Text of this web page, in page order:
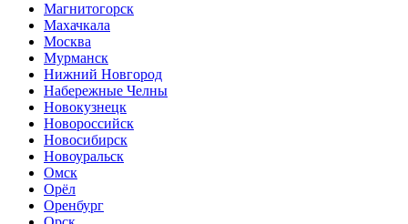
Магнитогорск
Махачкала
Москва
Мурманск
Нижний Новгород
Набережные Челны
Новокузнецк
Новороссийск
Новосибирск
Новоуральск
Омск
Орёл
Оренбург